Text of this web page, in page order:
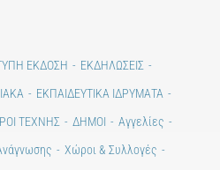
ΕΚΔΟΣΗ
ΕΚΔΗΛΩΣΕΙΣ
ΕΚΠΑΙΔΕΥΤΙΚΑ ΙΔΡΥΜΑΤΑ
ΤΕΧΝΗΣ ΔΗΜΟΙ
Αγγελίες
Χώροι & Συλλογές